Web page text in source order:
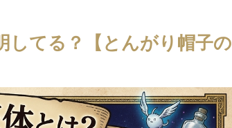
してる？【とんがり帽子の